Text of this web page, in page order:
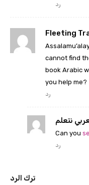
رد
Fleeting
cannot find
book Arabic
you help me?
رد
نتعلم
Can you
رد
ترك الرد